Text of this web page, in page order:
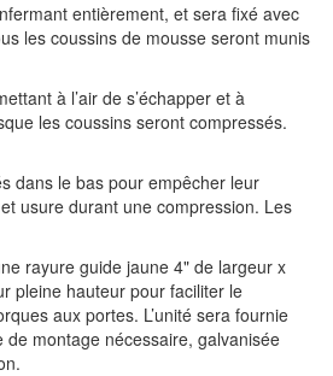
entièrement, et sera fixé avec
les coussins de mousse seront munis
à l’air de s’échapper et à
les coussins seront compressés.
dans le bas pour empêcher leur
usure durant une compression. Les
rayure guide jaune 4" de largeur x
pleine hauteur pour faciliter le
aux portes. L’unité sera fournie
de montage nécessaire, galvanisée